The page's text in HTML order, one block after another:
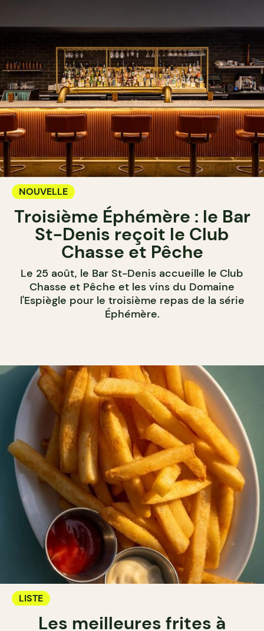
NOUVELLE
Troisième Éphémère : le Bar
St-Denis reçoit le Club
Chasse et Pêche
Le 25 août, le Bar St-Denis accueille le Club
Chasse et Pêche et les vins du Domaine
l'Espiègle pour le troisième repas de la série
Éphémère.
LISTE
Les meilleures frites à